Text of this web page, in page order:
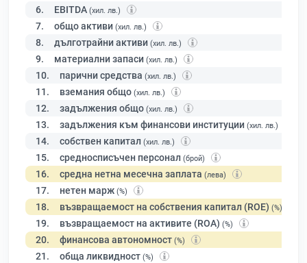
6. EBITDA (хил. лв.)
7. общо активи (хил. лв.)
8. дълготрайни активи (хил. лв.)
9. материални запаси (хил. лв.)
10. парични средства (хил. лв.)
11. вземания общо (хил. лв.)
12. задължения общо (хил. лв.)
13. задължения към финансови институции (хил. лв.)
14. собствен капитал (хил. лв.)
15. средносписъчен персонал (брой)
16. средна нетна месечна заплата (лева)
17. нетен марж (%)
18. възвращаемост на собствения капитал (ROE) (%)
19. възвращаемост на активите (ROA) (%)
20. финансова автономност (%)
21. обща ликвидност (%)